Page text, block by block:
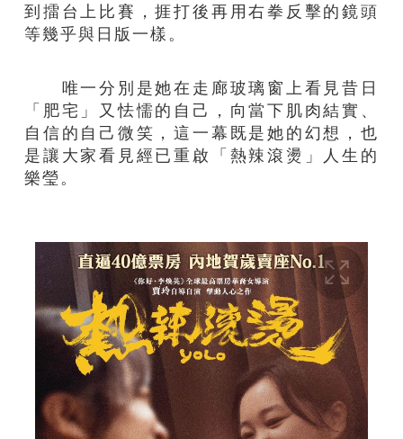
到擂台上比賽，捱打後再用右拳反擊的鏡頭
等幾乎與日版一樣。
唯一分別是她在走廊玻璃窗上看見昔日
「肥宅」又怯懦的自己，向當下肌肉結實、
自信的自己微笑，這一幕既是她的幻想，也
是讓大家看見經已重啟「熱辣滾燙」人生的
樂瑩。